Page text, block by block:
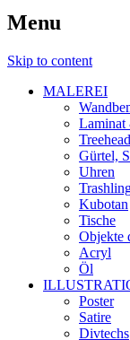
Menu
Skip to content
MALEREI
Laminat
Gürtel,
Uhren
Kubotan
Tische
Objekte
Acryl
Öl
Poster
Satire
Divtechs